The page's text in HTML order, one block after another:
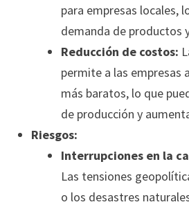
para empresas locales,
demanda de productos
Reducción de costos:
permite a las empresas
más baratos, lo que
de producción y
Riesgos:
Interrupciones en la
Las tensiones
o los desastres